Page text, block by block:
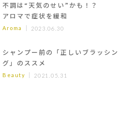
不調は“天気のせい”かも！？
アロマで症状を緩和
Aroma 2023.06.30
シャンプー前の「正しいブラッシン
グ」のススメ
Beauty 2021.05.31